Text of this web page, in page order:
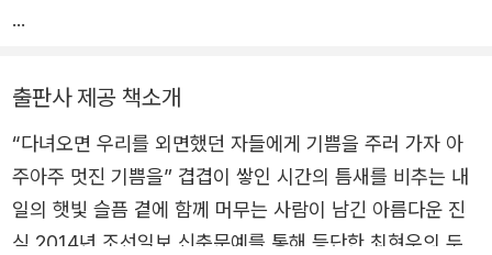
그래도 오늘 아침,
한번만 더 물을 주면 안 될까요?
다시 피고
좀더 살지 모르잖아요.
출판사 제공 책소개
“다녀오면 우리를 외면했던 자들에게 기쁨을 주러 가자 아
주아주 멋진 기쁨을” 겹겹이 쌓인 시간의 틈새를 비추는 내
일의 햇빛 슬픔 곁에 함께 머무는 사람이 남긴 아름다운 진
심 2014년 조선일보 신춘문예를 통해 등단한 최현우의 두